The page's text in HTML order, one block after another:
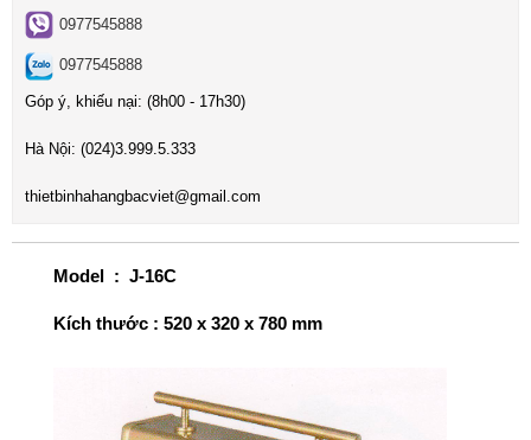
0977545888
0977545888
Góp ý, khiếu nại: (8h00 - 17h30)
Hà Nội: (024)3 .999.5.333
thietbinhahangbacviet@gmail.com
Model : J-16C
Kích thước : 520 x 320 x 780 mm